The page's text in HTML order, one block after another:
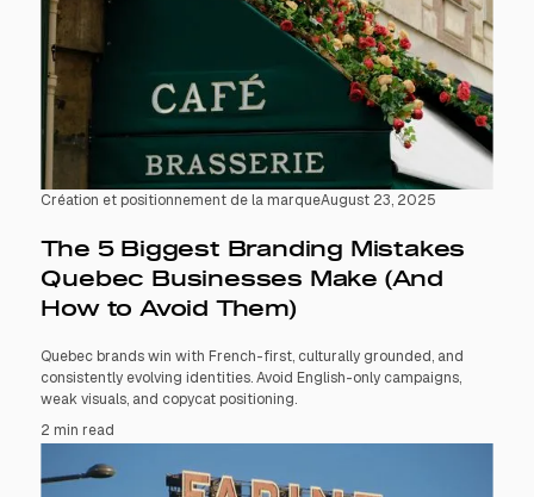
Création et positionnement de la marqueAugust 23, 2025
The 5 Biggest Branding Mistakes
Quebec Businesses Make (And
How to Avoid Them)
Quebec brands win with French-first, culturally grounded, and
consistently evolving identities. Avoid English-only campaigns,
weak visuals, and copycat positioning.
2 min read